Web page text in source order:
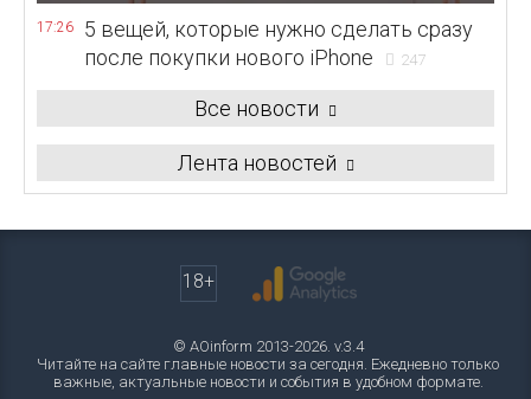
17:26
5 вещей, которые нужно сделать сразу
после покупки нового iPhone
247
Все новости
Лента новостей
18+
© AOinform 2013-2026. v.3.4
Читайте на сайте главные новости за сегодня. Ежедневно только
важные, актуальные новости и события в удобном формате.